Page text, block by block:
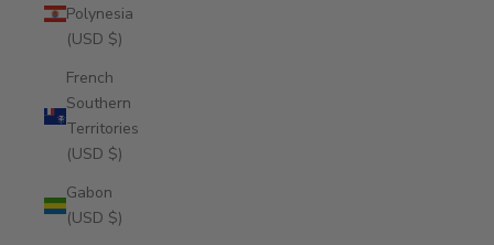
Polynesia
(USD $)
French
Southern
Territories
(USD $)
Gabon
(USD $)